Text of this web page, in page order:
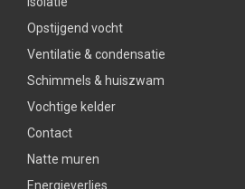
Opstijgend vocht
Ventilatie & condensatie
Schimmels & huiszwam
Vochtige kelder
Contact
Natte muren
Energieverlies